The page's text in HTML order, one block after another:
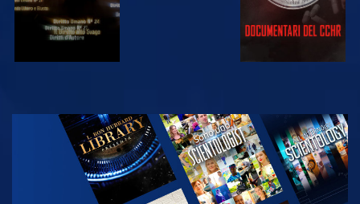
GUARDA
ESPLORA LE
SERIE